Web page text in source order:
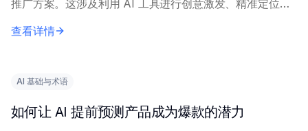
推广方案。这涉及利用 AI 工具进行创意激发、精准定位和
训练 AI 模型，以生成相关洞察。营...
查看详情
AI 基础与术语
如何让 AI 提前预测产品成为爆款的潜力